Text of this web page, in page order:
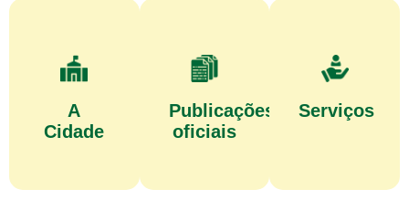
A
Cidade
Publicações
oficiais
Serviços